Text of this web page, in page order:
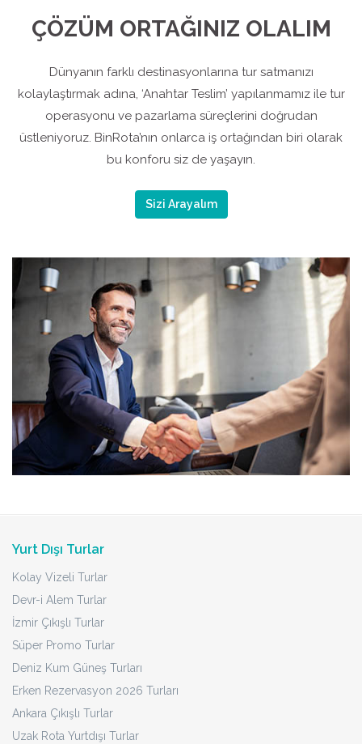
ÇÖZÜM ORTAĞINIZ OLALIM
Dünyanın farklı destinasyonlarına tur satmanızı
kolaylaştırmak adına, ‘Anahtar Teslim’ yapılanmamız ile tur
operasyonu ve pazarlama süreçlerini doğrudan
üstleniyoruz. BinRota’nın onlarca iş ortağından biri olarak
bu konforu siz de yaşayın.
Sizi Arayalım
Yurt Dışı Turlar
Kolay Vizeli Turlar
Devr-i Alem Turlar
İzmir Çıkışlı Turlar
Süper Promo Turlar
Deniz Kum Güneş Turları
Erken Rezervasyon 2026 Turları
Ankara Çıkışlı Turlar
Uzak Rota Yurtdışı Turlar